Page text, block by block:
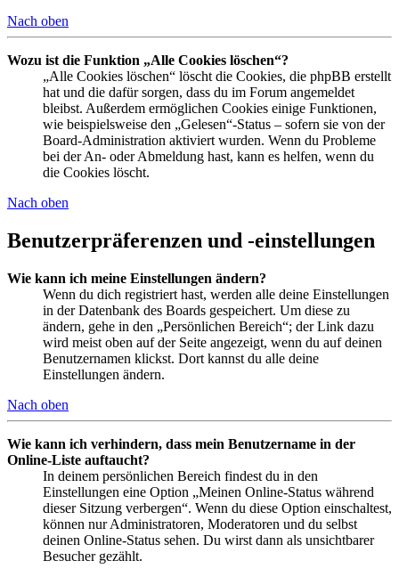
Nach oben
Wozu ist die Funktion „Alle Cookies löschen“?
„Alle Cookies löschen“ löscht die Cookies, die phpBB erstellt
hat und die dafür sorgen, dass du im Forum angemeldet
bleibst. Außerdem ermöglichen Cookies einige Funktionen,
wie beispielsweise den „Gelesen“-Status – sofern sie von der
Board-Administration aktiviert wurden. Wenn du Probleme
bei der An- oder Abmeldung hast, kann es helfen, wenn du
die Cookies löscht.
Nach oben
Benutzerpräferenzen und -einstellungen
Wie kann ich meine Einstellungen ändern?
Wenn du dich registriert hast, werden alle deine Einstellungen
in der Datenbank des Boards gespeichert. Um diese zu
ändern, gehe in den „Persönlichen Bereich“; der Link dazu
wird meist oben auf der Seite angezeigt, wenn du auf deinen
Benutzernamen klickst. Dort kannst du alle deine
Einstellungen ändern.
Nach oben
Wie kann ich verhindern, dass mein Benutzername in der
Online-Liste auftaucht?
In deinem persönlichen Bereich findest du in den
Einstellungen eine Option „Meinen Online-Status während
dieser Sitzung verbergen“. Wenn du diese Option einschaltest,
können nur Administratoren, Moderatoren und du selbst
deinen Online-Status sehen. Du wirst dann als unsichtbarer
Besucher gezählt.